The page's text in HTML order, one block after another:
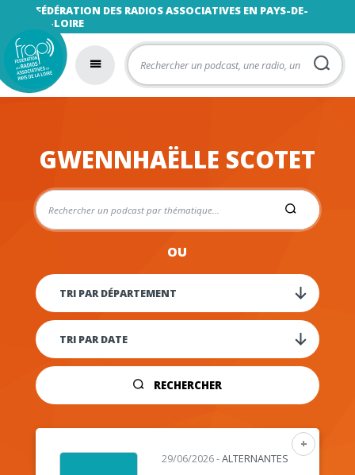
FÉDÉRATION DES RADIOS ASSOCIATIVES EN PAYS-DE-
LA-LOIRE
GWENNHAËLLE SCOTET
OU
RECHERCHER
+
29/06/2026-ALTERNANTES